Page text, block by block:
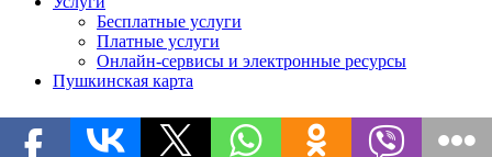
Бесплатные услуги
Платные услуги
Онлайн-сервисы и электронные ресурсы
Пушкинская карта